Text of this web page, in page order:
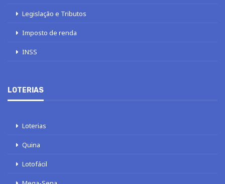
Legislação e Tributos
Imposto de renda
INSS
LOTERIAS
Loterias
Quina
Lotofácil